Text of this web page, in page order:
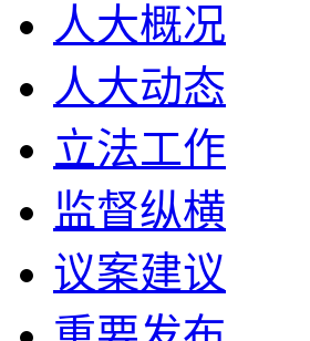
人大概况
人大动态
立法工作
监督纵横
议案建议